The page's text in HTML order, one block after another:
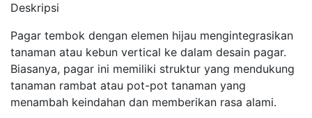
Deskripsi
Pagar tembok dengan elemen hijau mengintegrasikan
tanaman atau kebun vertical ke dalam desain pagar.
Biasanya, pagar ini memiliki struktur yang mendukung
tanaman rambat atau pot-pot tanaman yang
menambah keindahan dan memberikan rasa alami.